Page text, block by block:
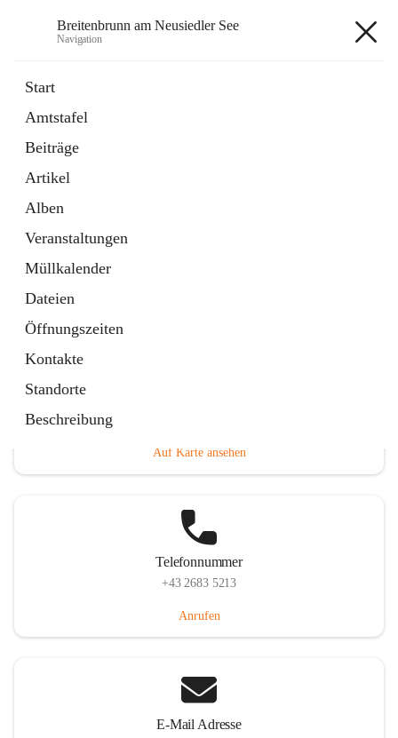
Breitenbrunn am Neusiedler See
Navigation
Start
Amtstafel
Beiträge
Artikel
Alben
Veranstaltungen
Müllkalender
Dateien
Öffnungszeiten
Kontakte
Standorte
Beschreibung
18 Schnellzugriffe
Gemeindeservice
Auf Karte ansehen
Telefonnummer
+43 2683 5213
Anrufen
E-Mail Adresse